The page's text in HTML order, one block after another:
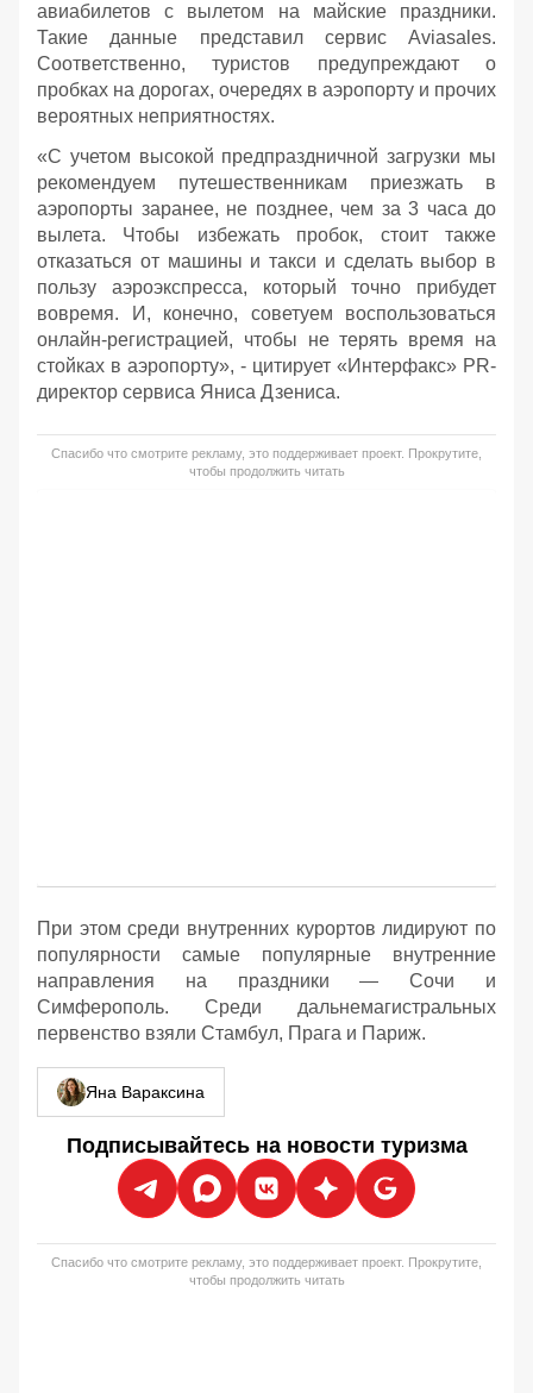
авиабилетов с вылетом на майские праздники.
Такие данные представил сервис Aviasales.
Соответственно, туристов предупреждают о
пробках на дорогах, очередях в аэропорту и прочих
вероятных неприятностях.
«С учетом высокой предпраздничной загрузки мы
рекомендуем путешественникам приезжать в
аэропорты заранее, не позднее, чем за 3 часа до
вылета. Чтобы избежать пробок, стоит также
отказаться от машины и такси и сделать выбор в
пользу аэроэкспресса, который точно прибудет
вовремя. И, конечно, советуем воспользоваться
онлайн-регистрацией, чтобы не терять время на
стойках в аэропорту», - цитирует «Интерфакс» PR-
директор сервиса Яниса Дзениса.
Спасибо что смотрите рекламу, это поддерживает проект. Прокрутите,
чтобы продолжить читать
При этом среди внутренних курортов лидируют по
популярности самые популярные внутренние
направления на праздники — Сочи и
Симферополь. Среди дальнемагистральных
первенство взяли Стамбул, Прага и Париж.
Яна Вараксина
Подписывайтесь на новости туризма
Спасибо что смотрите рекламу, это поддерживает проект. Прокрутите,
чтобы продолжить читать